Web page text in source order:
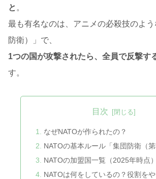
と 。
最も有名なのは、アニメの必殺技のよ
防衛）」で、
1つの国が攻撃されたら、全員で反撃す
す。
目次
なぜNATOが作られたの？
NATOの基本ルール「集団防衛（第
NATOの加盟国一覧（2025年時点）
NATOは何をしているの？役割を